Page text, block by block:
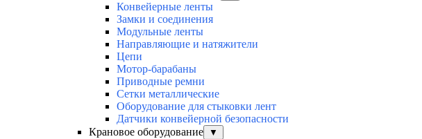
Конвейерные ленты
Замки и соединения
Модульные ленты
Направляющие и натяжители
Цепи
Мотор-барабаны
Приводные ремни
Сетки металлические
Оборудование для стыковки лент
Датчики конвейерной безопасности
Крановое оборудование
▼